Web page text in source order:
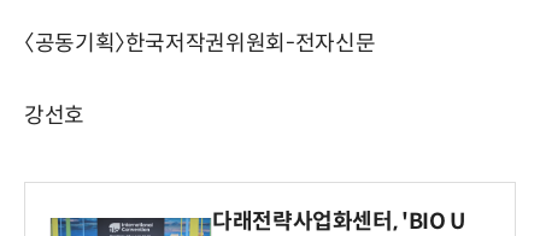
〈공동기획〉한국저작권위원회-전자신문
강선호
다래전략사업화센터, 'BIO U